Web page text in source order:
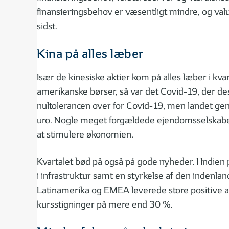
finansieringsbehov er væsentligt mindre, og
sidst.
Kina på alles læber
Især de kinesiske aktier kom på alles læber i
amerikanske børser, så var det Covid-19, der
nultolerancen over for Covid-19, men landet
uro. Nogle meget forgældede
at stimulere økonomien.
Kvartalet bød på også på gode nyheder. I
i infrastruktur samt en styrkelse af den
Latinamerika og EMEA leverede store positive
kursstigninger på mere end 30 %.